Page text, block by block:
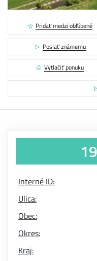
Pridať medzi obľúbené
Poslať známemu
Vytlačiť ponuku
Interné ID:
Ulica:
Obec:
Okres:
Kraj: